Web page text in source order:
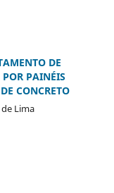
DE
POR PAINÉIS
CONCRETO
Lima